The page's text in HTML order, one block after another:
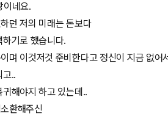
이네요.
던 저의 미래는 돈보다
하기로 했습니다.
며 이것저것 준비한다고 정신이 지금 없어
고..
해야지 하고 있는데..
환해주신